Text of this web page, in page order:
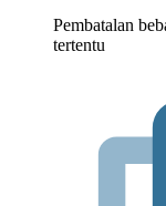
Pembatalan
tertentu